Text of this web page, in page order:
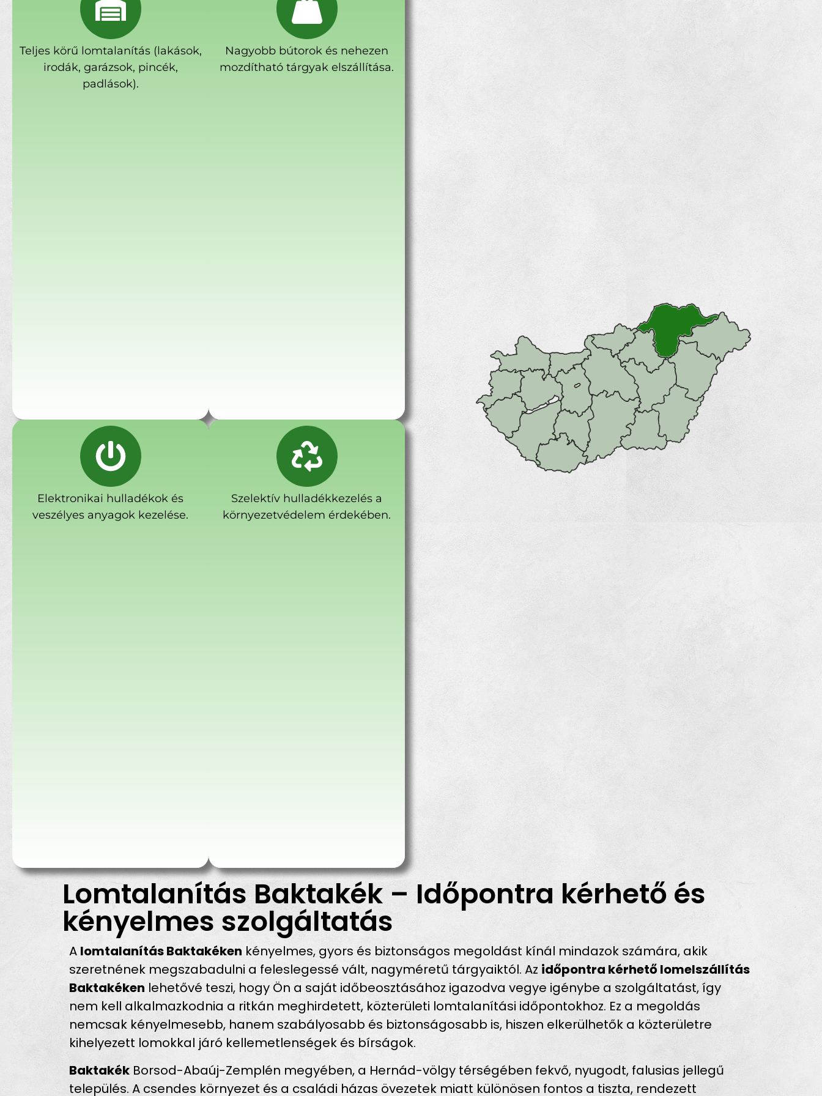
Teljes körű lomtalanítás (lakások,
irodák, garázsok, pincék,
padlások).
Nagyobb bútorok és nehezen
mozdítható tárgyak elszállítása.
Elektronikai hulladékok és
veszélyes anyagok kezelése.
Szelektív hulladékkezelés a
környezetvédelem érdekében.
Lomtalanítás Baktakék – Időpontra kérhető és
kényelmes szolgáltatás
A lomtalanítás Baktakéken kényelmes, gyors és biztonságos megoldást kínál mindazok számára, akik
szeretnének megszabadulni a feleslegessé vált, nagyméretű tárgyaiktól. Az időpontra kérhető lomelszállítás
Baktakéken lehetővé teszi, hogy Ön a saját időbeosztásához igazodva vegye igénybe a szolgáltatást, így
nem kell alkalmazkodnia a ritkán meghirdetett, közterületi lomtalanítási időpontokhoz. Ez a megoldás
nemcsak kényelmesebb, hanem szabályosabb és biztonságosabb is, hiszen elkerülhetők a közterületre
kihelyezett lomokkal járó kellemetlenségek és bírságok.
Baktakék Borsod-Abaúj-Zemplén megyében, a Hernád-völgy térségében fekvő, nyugodt, falusias jellegű
település. A csendes környezet és a családi házas övezetek miatt különösen fontos a tiszta, rendezett